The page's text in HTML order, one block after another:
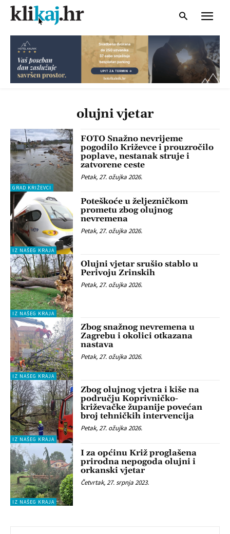
olujni vjetar
GRAD KRIŽEVCI
FOTO Snažno nevrijeme
pogodilo Križevce i prouzročilo
poplave, nestanak struje i
zatvorene ceste
Petak, 27. ožujka 2026.
IZ NAŠEG KRAJA
Poteškoće u željezničkom
prometu zbog olujnog
nevremena
Petak, 27. ožujka 2026.
IZ NAŠEG KRAJA
Olujni vjetar srušio stablo u
Perivoju Zrinskih
Petak, 27. ožujka 2026.
IZ NAŠEG KRAJA
Zbog snažnog nevremena u
Zagrebu i okolici otkazana
nastava
Petak, 27. ožujka 2026.
IZ NAŠEG KRAJA
Zbog olujnog vjetra i kiše na
području Koprivničko-
križevačke županije povećan
broj tehničkih intervencija
Petak, 27. ožujka 2026.
IZ NAŠEG KRAJA
I za općinu Križ proglašena
prirodna nepogoda olujni i
orkanski vjetar
Četvrtak, 27. srpnja 2023.